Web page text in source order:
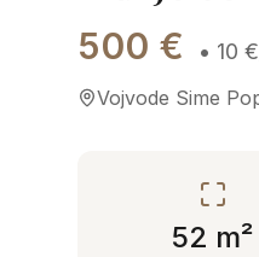
500 € • 10
Vojvode Sime
52 m²